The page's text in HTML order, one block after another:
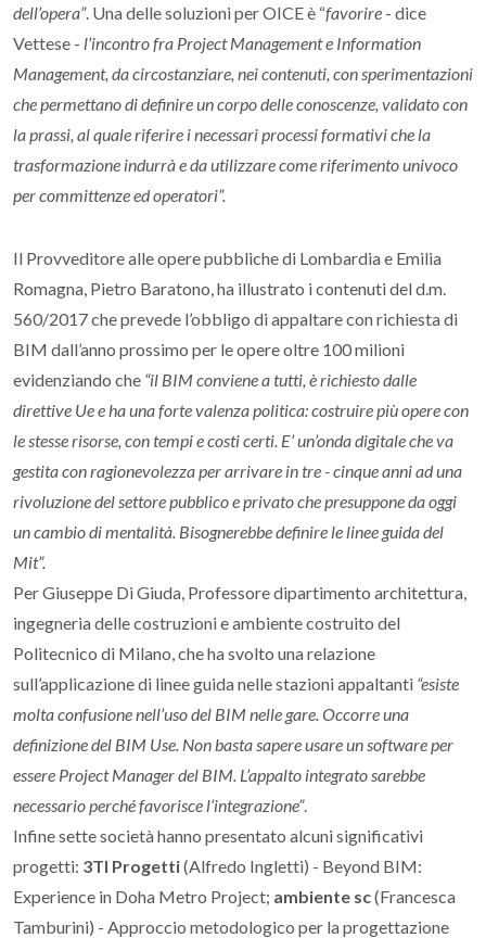
dell’opera”. Una delle soluzioni per OICE è “favorire - dice
Vettese - l’incontro fra Project Management e Information
Management, da circostanziare, nei contenuti, con sperimentazioni
che permettano di definire un corpo delle conoscenze, validato con
la prassi, al quale riferire i necessari processi formativi che la
trasformazione indurrà e da utilizzare come riferimento univoco
per committenze ed operatori”.
Il Provveditore alle opere pubbliche di Lombardia e Emilia
Romagna, Pietro Baratono, ha illustrato i contenuti del d.m.
560/2017 che prevede l’obbligo di appaltare con richiesta di
BIM dall’anno prossimo per le opere oltre 100 milioni
evidenziando che “il BIM conviene a tutti, è richiesto dalle
direttive Ue e ha una forte valenza politica: costruire più opere con
le stesse risorse, con tempi e costi certi. E’ un’onda digitale che va
gestita con ragionevolezza per arrivare in tre - cinque anni ad una
rivoluzione del settore pubblico e privato che presuppone da oggi
un cambio di mentalità. Bisognerebbe definire le linee guida del
Mit”.
Per Giuseppe Di Giuda, Professore dipartimento architettura,
ingegneria delle costruzioni e ambiente costruito del
Politecnico di Milano, che ha svolto una relazione
sull’applicazione di linee guida nelle stazioni appaltanti “esiste
molta confusione nell’uso del BIM nelle gare. Occorre una
definizione del BIM Use. Non basta sapere usare un software per
essere Project Manager del BIM. L’appalto integrato sarebbe
necessario perché favorisce l’integrazione”.
Infine sette società hanno presentato alcuni significativi
progetti: 3TI Progetti(Alfredo Ingletti) - Beyond BIM:
Experience in Doha Metro Project; ambiente sc(Francesca
Tamburini) - Approccio metodologico per la progettazione